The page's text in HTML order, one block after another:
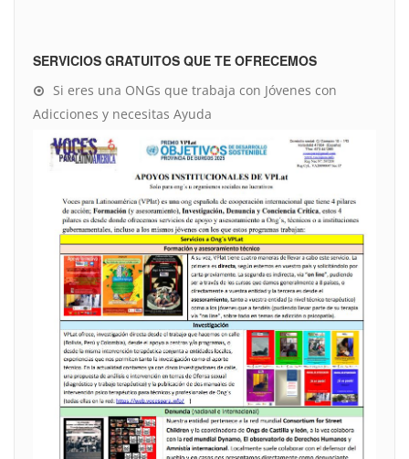
SERVICIOS GRATUITOS QUE TE OFRECEMOS
Si eres una ONGs que trabaja con Jóvenes con
Adicciones y necesitas Ayuda